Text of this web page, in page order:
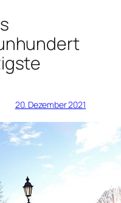
20. Dezember 2021